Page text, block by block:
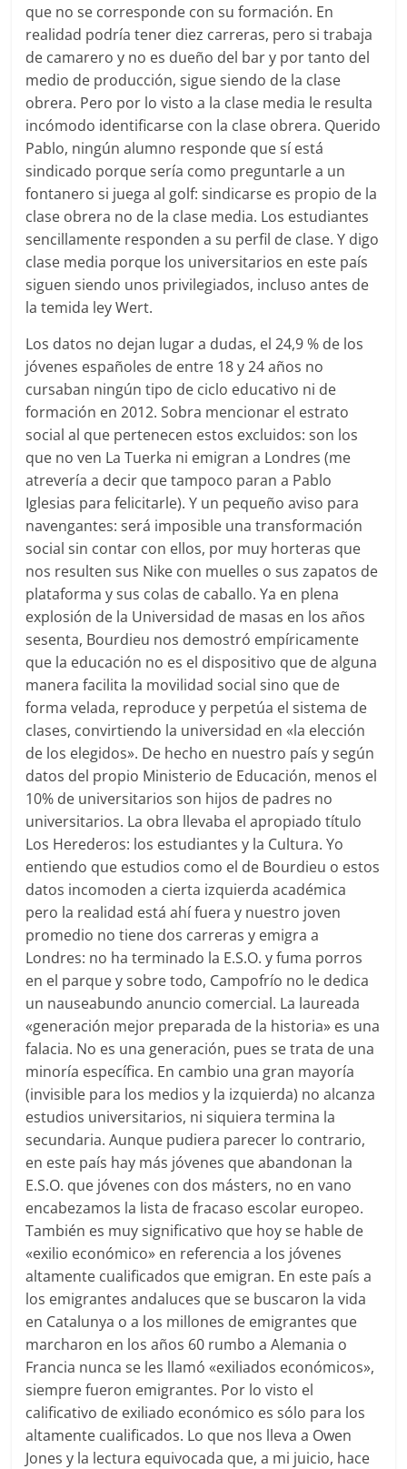
que no se corresponde con su formación. En
realidad podría tener diez carreras, pero si trabaja
de camarero y no es dueño del bar y por tanto del
medio de producción, sigue siendo de la clase
obrera. Pero por lo visto a la clase media le resulta
incómodo identificarse con la clase obrera. Querido
Pablo, ningún alumno responde que sí está
sindicado porque sería como preguntarle a un
fontanero si juega al golf: sindicarse es propio de la
clase obrera no de la clase media. Los estudiantes
sencillamente responden a su perfil de clase. Y digo
clase media porque los universitarios en este país
siguen siendo unos privilegiados, incluso antes de
la temida ley Wert.
Los datos no dejan lugar a dudas, el 24,9 % de los
jóvenes españoles de entre 18 y 24 años no
cursaban ningún tipo de ciclo educativo ni de
formación en 2012. Sobra mencionar el estrato
social al que pertenecen estos excluidos: son los
que no ven La Tuerka ni emigran a Londres (me
atrevería a decir que tampoco paran a Pablo
Iglesias para felicitarle). Y un pequeño aviso para
navengantes: será imposible una transformación
social sin contar con ellos, por muy horteras que
nos resulten sus Nike con muelles o sus zapatos de
plataforma y sus colas de caballo. Ya en plena
explosión de la Universidad de masas en los años
sesenta, Bourdieu nos demostró empíricamente
que la educación no es el dispositivo que de alguna
manera facilita la movilidad social sino que de
forma velada, reproduce y perpetúa el sistema de
clases, convirtiendo la universidad en «la elección
de los elegidos». De hecho en nuestro país y según
datos del propio Ministerio de Educación, menos el
10% de universitarios son hijos de padres no
universitarios. La obra llevaba el apropiado título
Los Herederos: los estudiantes y la Cultura. Yo
entiendo que estudios como el de Bourdieu o estos
datos incomoden a cierta izquierda académica
pero la realidad está ahí fuera y nuestro joven
promedio no tiene dos carreras y emigra a
Londres: no ha terminado la E.S.O. y fuma porros
en el parque y sobre todo, Campofrío no le dedica
un nauseabundo anuncio comercial. La laureada
«generación mejor preparada de la historia» es una
falacia. No es una generación, pues se trata de una
minoría específica. En cambio una gran mayoría
(invisible para los medios y la izquierda) no alcanza
estudios universitarios, ni siquiera termina la
secundaria. Aunque pudiera parecer lo contrario,
en este país hay más jóvenes que abandonan la
E.S.O. que jóvenes con dos másters, no en vano
encabezamos la lista de fracaso escolar europeo.
También es muy significativo que hoy se hable de
«exilio económico» en referencia a los jóvenes
altamente cualificados que emigran. En este país a
los emigrantes andaluces que se buscaron la vida
en Catalunya o a los millones de emigrantes que
marcharon en los años 60 rumbo a Alemania o
Francia nunca se les llamó «exiliados económicos»,
siempre fueron emigrantes. Por lo visto el
calificativo de exiliado económico es sólo para los
altamente cualificados. Lo que nos lleva a Owen
Jones y la lectura equivocada que, a mi juicio, hace